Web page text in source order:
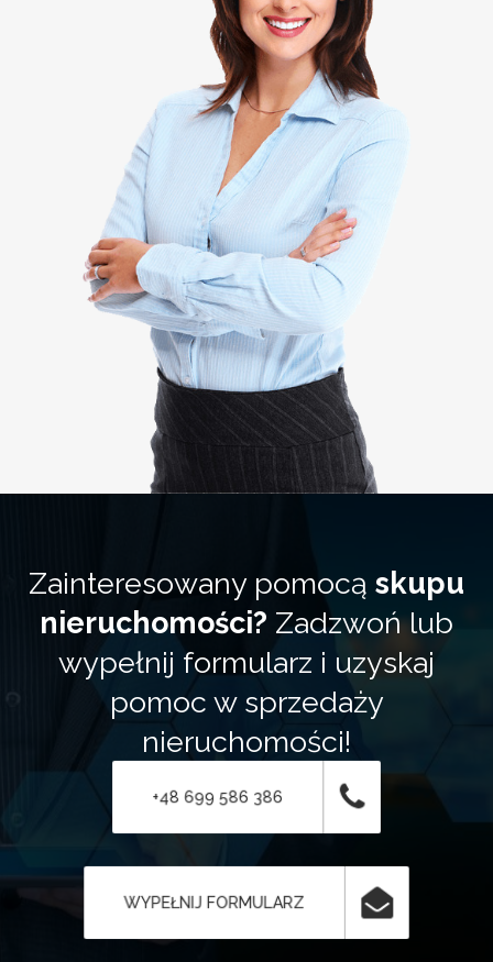
Zainteresowany pomocą skupu
nieruchomości? Zadzwoń lub
wypełnij formularz i uzyskaj
pomoc w sprzedaży
nieruchomości!
+48 699 586 386
WYPEŁNIJ FORMULARZ